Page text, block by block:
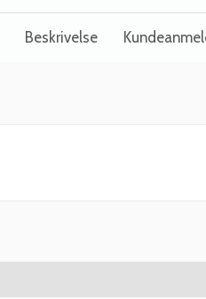
Beskrivelse